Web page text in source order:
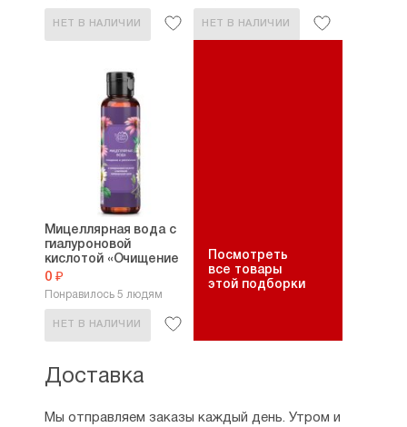
НЕТ В НАЛИЧИИ НЕТ В НАЛИЧИИ
Мицеллярная вода с
гиалуроновой
кислотой «Очищение
и...
0 ₽
Понравилось 5 людям
НЕТ В НАЛИЧИИ
Посмотреть
все товары
этой подборки
Доставка
Мы отправляем заказы каждый день. Утром и